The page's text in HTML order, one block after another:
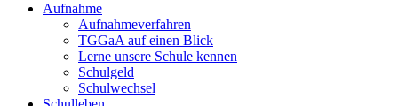
Aufnahme
Aufnahmeverfahren
TGGaA auf einen Blick
Lerne unsere Schule kennen
Schulgeld
Schulwechsel